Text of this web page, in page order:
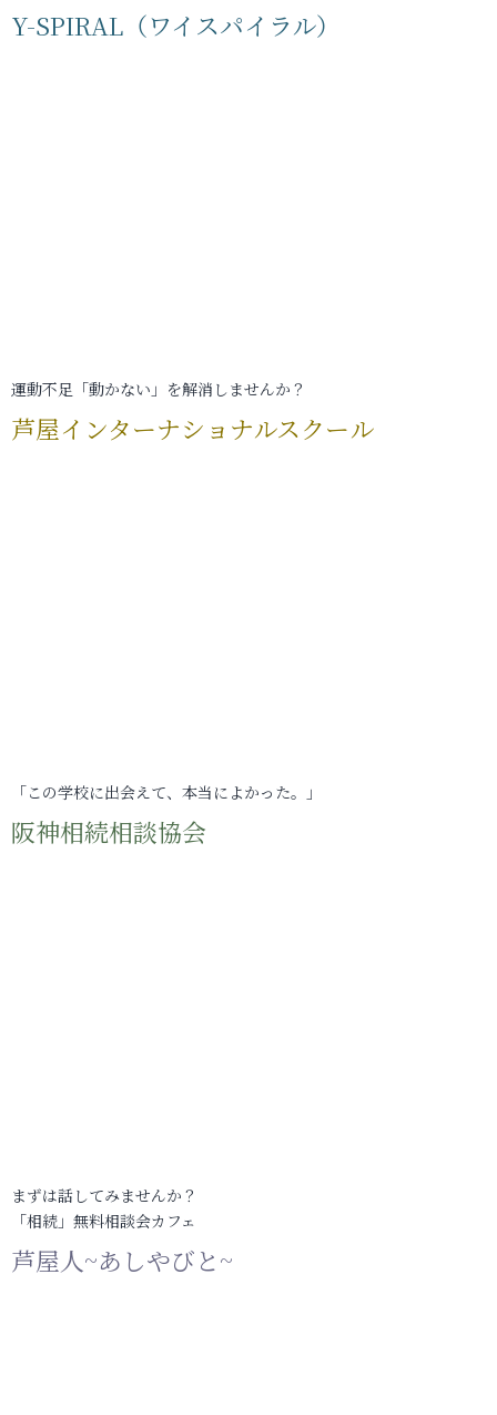
Y-SPIRAL（ワイスパイラル）
運動不足「動かない」を解消しませんか？
芦屋インターナショナルスクール
「この学校に出会えて、本当によかった。」
阪神相続相談協会
まずは話してみませんか？
「相続」無料相談会カフェ
芦屋人~あしやびと~